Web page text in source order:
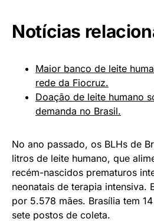
Notícias
Maior banco de leite
rede da Fiocruz.
Doação de leite humano
demanda no Brasil.
No ano passado, os BLHs de
litros de leite humano, que
recém-nascidos prematuros
neonatais de terapia intensiva.
por 5.578 mães. Brasília tem
sete postos de coleta.